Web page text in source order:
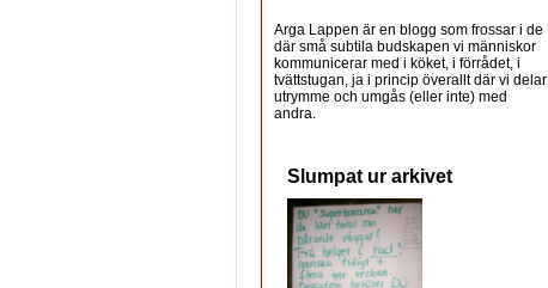
Arga Lappen är en blogg som frossar i de
där små subtila budskapen vi människor
kommunicerar med i köket, i förrådet, i
tvättstugan, ja i princip överallt där vi delar
utrymme och umgås (eller inte) med
andra.
Slumpat ur arkivet